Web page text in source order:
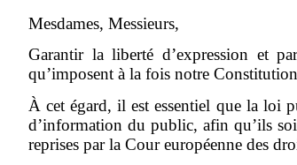
Mesdames, Messieurs,
Garantir la liberté d’expression et
qu’imposent à la fois notre
À cet égard, il est essentiel que la loi
d’information du public, afin qu’ils
reprises par la Cour européenne des